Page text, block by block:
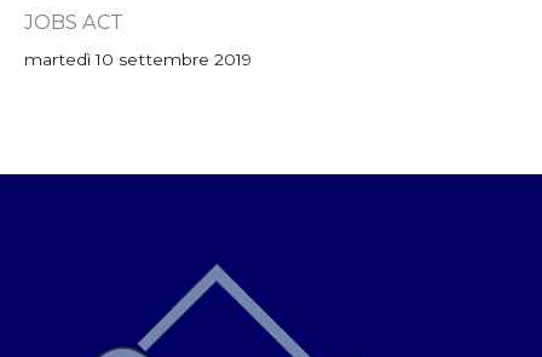
JOBS ACT
martedì 10 settembre 2019